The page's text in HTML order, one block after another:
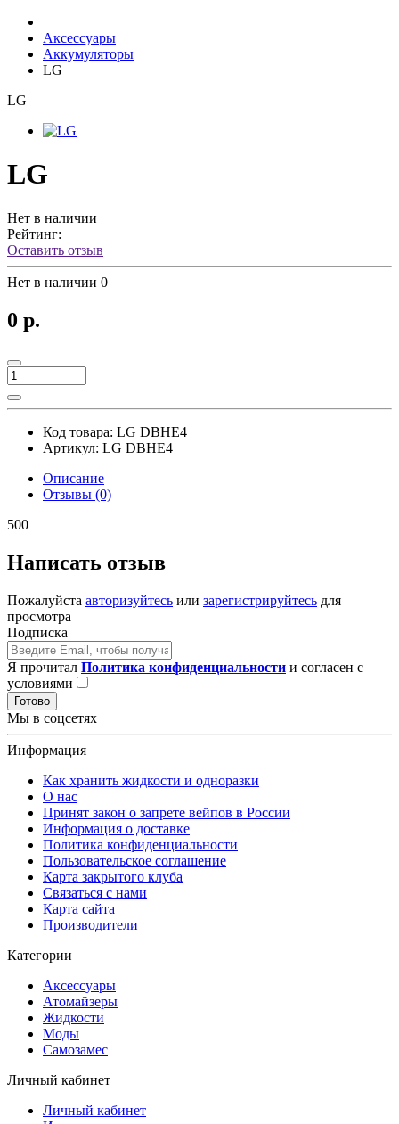
Аксессуары
Аккумуляторы
LG
LG
LG
Нет в наличии
Рейтинг:
Оставить отзыв
Нет в наличии 0
0 р.
Код товара: LG DBHE4
Артикул: LG DBHE4
Описание
Отзывы (0)
500
Написать отзыв
Пожалуйста авторизуйтесь или зарегистрируйтесь для
просмотра
Подписка
Я прочитал Политика конфиденциальности и согласен с
условиями
Готово
Мы в соцсетях
Информация
Как хранить жидкости и одноразки
О нас
Принят закон о запрете вейпов в России
Информация о доставке
Политика конфиденциальности
Пользовательское соглашение
Карта закрытого клуба
Связаться с нами
Карта сайта
Производители
Категории
Аксессуары
Атомайзеры
Жидкости
Моды
Самозамес
Личный кабинет
Личный кабинет